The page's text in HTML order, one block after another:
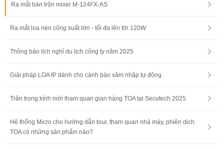
Ra mắt bàn trộn mixer M-124FX-AS
Ra mắt loa nén công suất lớn - tối đa lên tới 120W
Thông báo lịch nghỉ du lịch công ty năm 2025
Giải pháp LOA IP dành cho cảnh báo xâm nhập tự động
Trân trọng kính mời tham quan gian hàng TOA tại Secutech 2025
Hệ thống Micro cho hướng dẫn tour, tham quan nhà máy, phiên dịch
TOA có những sản phẩm nào?